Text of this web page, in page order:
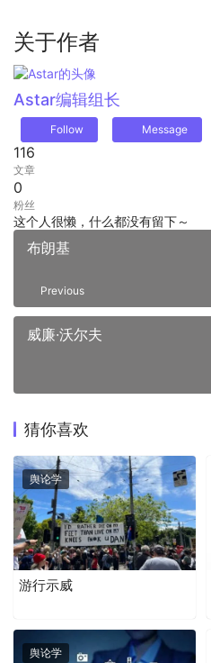
关于作者
Astar编辑组长
Follow Message
116
文章
0
粉丝
这个人很懒，什么都没有留下～
布朗基
Previous
威廉·沃尔夫
猜你喜欢
舆论学
游行示威
舆论学